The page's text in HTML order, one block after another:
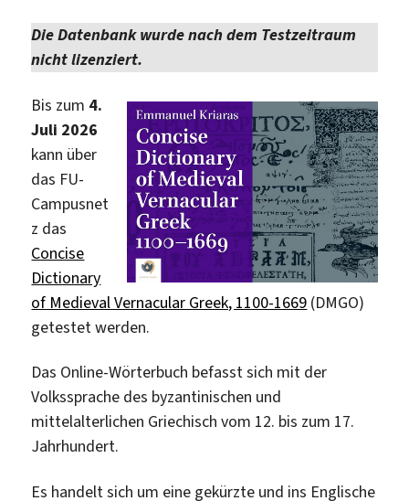
Die Datenbank wurde nach dem Testzeitraum
nicht lizenziert.
Bis zum 4.
Juli 2026
kann über
das FU-
Campusnet
z das
Concise
Dictionary
of Medieval Vernacular Greek, 1100-1669 (DMGO)
getestet werden.
Das Online-Wörterbuch befasst sich mit der
Volkssprache des byzantinischen und
mittelalterlichen Griechisch vom 12. bis zum 17.
Jahrhundert.
Es handelt sich um eine gekürzte und ins Englische